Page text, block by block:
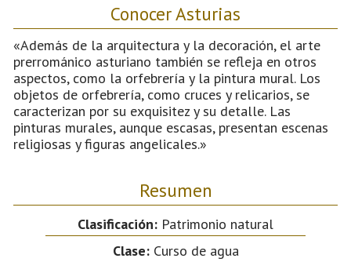
Conocer Asturias
«Además de la arquitectura y la decoración, el arte
prerrománico asturiano también se refleja en otros
aspectos, como la orfebrería y la pintura mural. Los
objetos de orfebrería, como cruces y relicarios, se
caracterizan por su exquisitez y su detalle. Las
pinturas murales, aunque escasas, presentan escenas
religiosas y figuras angelicales.»
Resumen
Clasificación: Patrimonio natural
Clase:Curso de agua